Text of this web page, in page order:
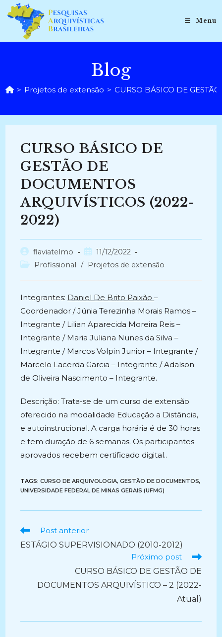
para
conteúdo
Menu
Blog
> Projetos de extensão > CURSO BÁSICO DE
CURSO BÁSICO DE
GESTÃO DE
DOCUMENTOS
ARQUIVÍSTICOS (2022-
2022)
Autor
do
flaviatelmo
Post
publicado:
11/12/2022
Categoria
Profissional / Projetos de extensão
Integrantes: Daniel De Brito Paixão–
Coordenador / Júnia Terezinha Morais Ramos –
Integrante / Lilian Aparecida Moreira Reis –
Integrante / Maria Juliana Nunes da Silva –
Integrante / Marcos Volpin Junior – Integrante /
Marcelo Lacerda Garcia – Integrante / Adalson
de Oliveira Nascimento – Integrante.
Descrição: Trata-se de um curso de extensão
oferecido na modalidade Educação a Distância,
e autoinstrucional. A carga horária é de 30 horas
e tem duração de 6 semanas. Os participantes
aprovados recebem certificado digital..
TAGS:CURSO DE ARQUIVOLOGIA, GESTÃO DE DOCUMENTOS,
UNIVERSIDADE FEDERAL DE MINAS GERAIS (UFMG)
Ler
artigos
Post anterior
ESTÁGIO SUPERVISIONADO (2010-2012)
Próximo post
CURSO BÁSICO DE GESTÃO DE
DOCUMENTOS ARQUIVÍSTICO – 2 (2022-
Atual)